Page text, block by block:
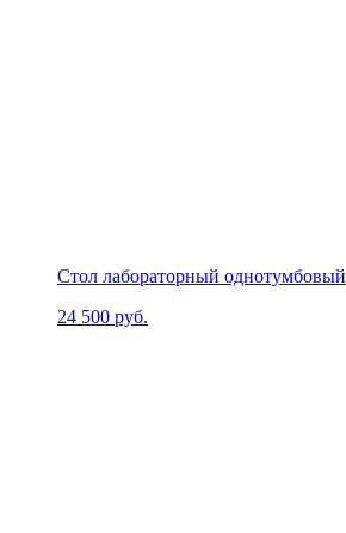
Стол лабораторный однотумбовый
24 500 руб.